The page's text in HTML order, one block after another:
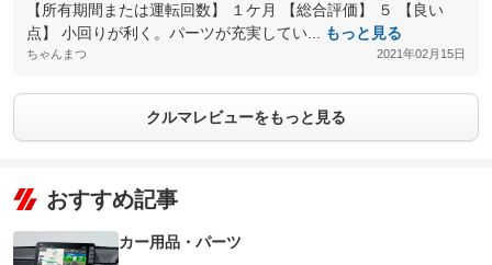
【所有期間または運転回数】 １ケ月 【総合評価】 ５ 【良い
点】 小回りが利く。パーツが充実してい...
もっと見る
ちゃんまつ 2021年02月15日
クルマレビューをもっと見る
おすすめ記事
カー用品・パーツ